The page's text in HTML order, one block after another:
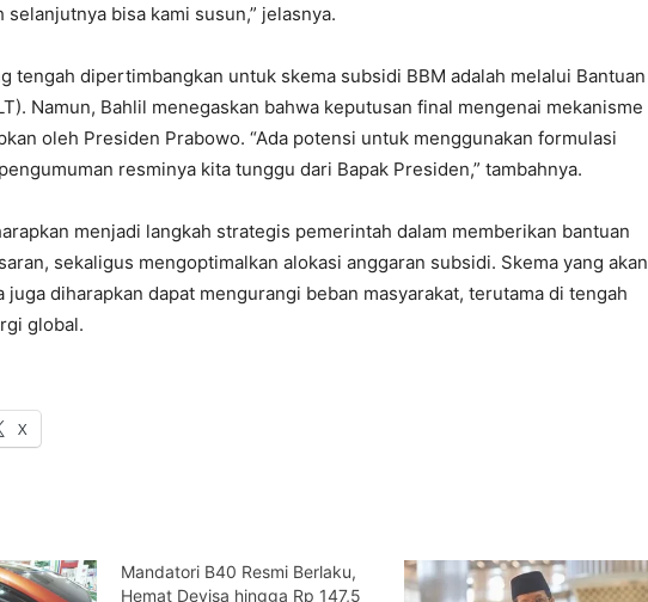
selanjutnya bisa kami susun,” jelasnya.
tengah dipertimbangkan untuk skema subsidi BBM adalah melalui Bantuan
Namun, Bahlil menegaskan bahwa keputusan final mengenai mekanisme
oleh Presiden Prabowo. “Ada potensi untuk menggunakan formulasi
resminya kita tunggu dari Bapak Presiden,” tambahnya.
menjadi langkah strategis pemerintah dalam memberikan bantuan
sekaligus mengoptimalkan alokasi anggaran subsidi. Skema yang akan
juga diharapkan dapat mengurangi beban masyarakat, terutama di tengah
global.
X
Mandatori B40 Resmi Berlaku,
Hemat Devisa hingga Rp 147,5